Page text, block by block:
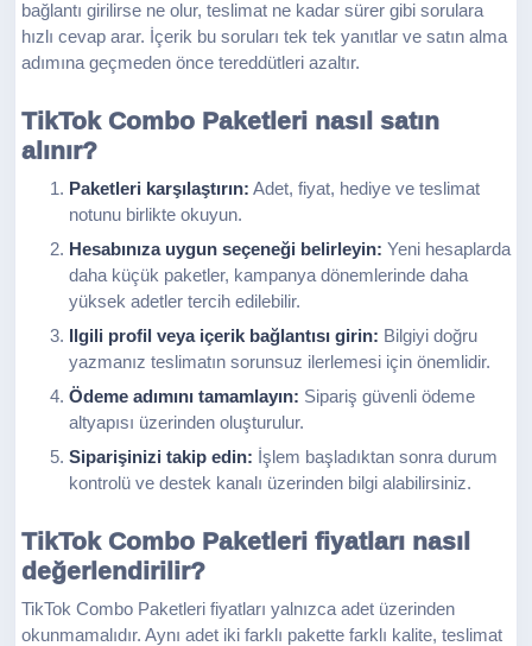
bağlantı girilirse ne olur, teslimat ne kadar sürer gibi sorulara
hızlı cevap arar. İçerik bu soruları tek tek yanıtlar ve satın alma
adımına geçmeden önce tereddütleri azaltır.
TikTok Combo Paketleri nasıl satın
alınır?
Paketleri karşılaştırın: Adet, fiyat, hediye ve teslimat
notunu birlikte okuyun.
Hesabınıza uygun seçeneği belirleyin: Yeni hesaplarda
daha küçük paketler, kampanya dönemlerinde daha
yüksek adetler tercih edilebilir.
Ilgili profil veya içerik bağlantısı girin: Bilgiyi doğru
yazmanız teslimatın sorunsuz ilerlemesi için önemlidir.
Ödeme adımını tamamlayın: Sipariş güvenli ödeme
altyapısı üzerinden oluşturulur.
Siparişinizi takip edin: İşlem başladıktan sonra durum
kontrolü ve destek kanalı üzerinden bilgi alabilirsiniz.
TikTok Combo Paketleri fiyatları nasıl
değerlendirilir?
TikTok Combo Paketleri fiyatları yalnızca adet üzerinden
okunmamalıdır. Aynı adet iki farklı pakette farklı kalite, teslimat